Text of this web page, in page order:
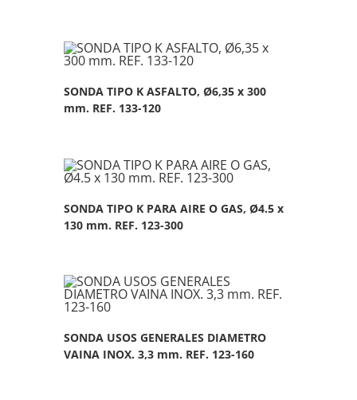
SONDA TIPO K ASFALTO, Ø6,35 x 300
mm. REF. 133-120
SONDA TIPO K PARA AIRE O GAS, Ø4.5 x
130 mm. REF. 123-300
SONDA USOS GENERALES DIAMETRO
VAINA INOX. 3,3 mm. REF. 123-160